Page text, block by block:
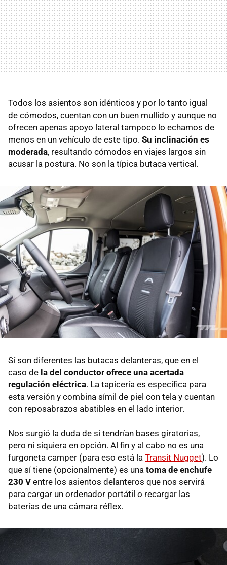
Todos los asientos son idénticos y por lo tanto igual
de cómodos, cuentan con un buen mullido y aunque no
ofrecen apenas apoyo lateral tampoco lo echamos de
menos en un vehículo de este tipo. Su inclinación es
moderada, resultando cómodos en viajes largos sin
acusar la postura. No son la típica butaca vertical.
Sí son diferentes las butacas delanteras, que en el
caso de la del conductor ofrece una acertada
regulación eléctrica. La tapicería es específica para
esta versión y combina símil de piel con tela y cuentan
con reposabrazos abatibles en el lado interior.
Nos surgió la duda de si tendrían bases giratorias,
pero ni siquiera en opción. Al fin y al cabo no es una
furgoneta camper (para eso está la Transit Nugget). Lo
que sí tiene (opcionalmente) es una toma de enchufe
230 V entre los asientos delanteros que nos servirá
para cargar un ordenador portátil o recargar las
baterías de una cámara réflex.